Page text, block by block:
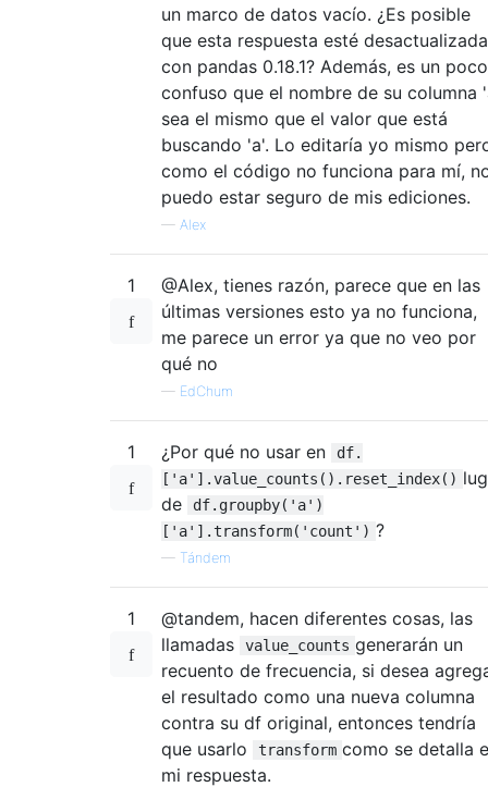
un marco de datos vacío. ¿Es posible
que esta respuesta esté desactualizada
con pandas 0.18.1? Además, es un poco
confuso que el nombre de su columna
sea el mismo que el valor que está
buscando 'a'. Lo editaría yo mismo
como el código no funciona para mí,
puedo estar seguro de mis ediciones.
— Alex
1
@Alex, tienes razón, parece que en las
últimas versiones esto ya no funciona,
me parece un error ya que no veo por
qué no
— EdChum
1 ¿Por qué no usar en
df.
['a'].value_counts().reset_index()
de
df.groupby('a')
['a'].transform('count') ?
— Tándem
1
@tandem, hacen diferentes cosas, las
llamadas
value_counts generarán un
recuento de frecuencia, si desea
el resultado como una nueva columna
contra su df original, entonces tendría
que usarlo
transform como se detalla
mi respuesta.